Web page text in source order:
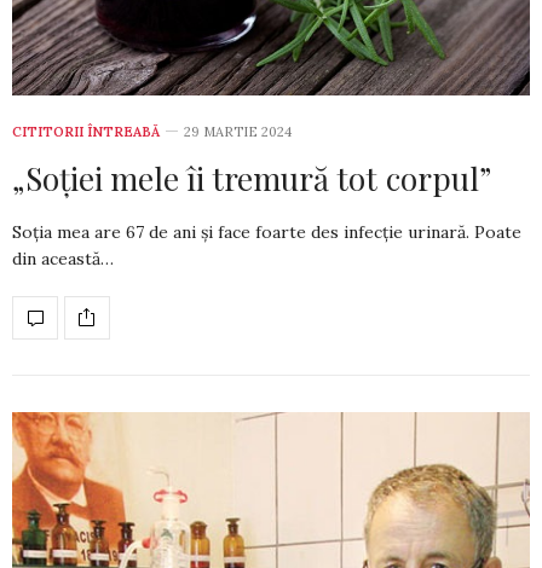
CITITORII ÎNTREABĂ 29 MARTIE 2024
„Soției mele îi tremură tot corpul”
Soția mea are 67 de ani și face foarte des in­fecție uri­nară. Poate
din această…